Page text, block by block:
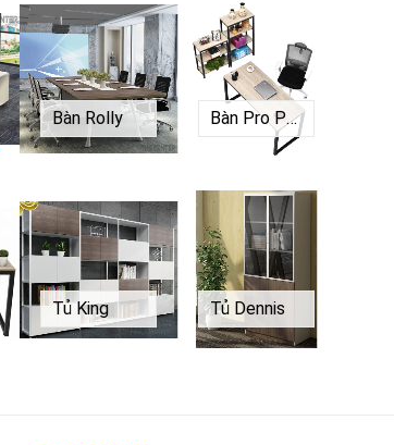
Bàn Rolly Bàn Pro P1260
Tủ King Tủ Dennis